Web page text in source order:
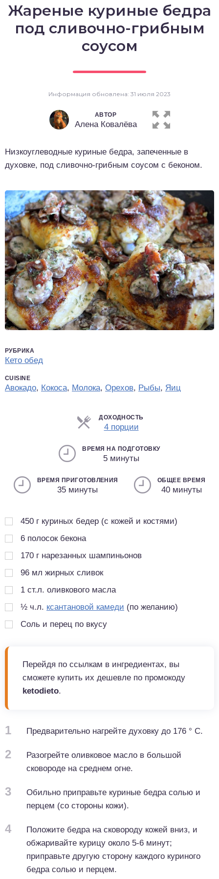
Жареные куриные бедра
под сливочно-грибным
соусом
Информация обновлена: 31 июля 2023
АВТОР
Алена Ковалёва
Низкоуглеводные куриные бедра, запеченные в
духовке, под сливочно-грибным соусом с беконом.
РУБРИКА
Кето обед
CUISINE
Авокадо, Кокоса, Молока, Орехов, Рыбы, Яиц
ДОХОДНОСТЬ
4 порцииПорции
ВРЕМЯ НА ПОДГОТОВКУ
5 минуты
ВРЕМЯ ПРИГОТОВЛЕНИЯ
35 минуты
ОБЩЕЕ ВРЕМЯ
40 минуты
450 г куриных бедер (с кожей и костями)
6 полосок бекона
170 г нарезанных шампиньонов
96 мл жирных сливок
1 ст.л. оливкового масла
½ ч.л. ксантановой камеди (по желанию)
Соль и перец по вкусу
Перейдя по ссылкам в ингредиентах, вы
сможете купить их дешевле по промокоду
ketodieto.
1 Предварительно нагрейте духовку до 176 ° C.
2
Разогрейте оливковое масло в большой
сковороде на среднем огне.
3
Обильно приправьте куриные бедра солью и
перцем (со стороны кожи).
4
Положите бедра на сковороду кожей вниз, и
обжаривайте курицу около 5-6 минут;
приправьте другую сторону каждого куриного
бедра солью и перцем.
выпечка
десерты